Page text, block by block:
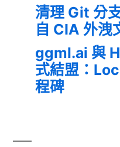
清理 Git 分
自 CIA 外洩
ggml.ai 與
式結盟：
程碑